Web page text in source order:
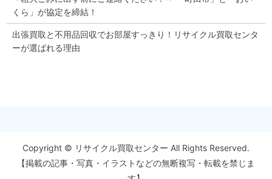
くら」が協定を締結！
出張買取と不用品回収でお部屋すっきり！リサイクル買取センタ
ーが選ばれる理由
Copyright © リサイクル買取センター All Rights Reserved.
【掲載の記事・写真・イラストなどの無断複写・転載を禁じま